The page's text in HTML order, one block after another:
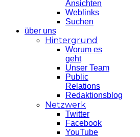
Ansichten
Weblinks
Suchen
über uns
Hintergrund
Worum es
geht
Unser Team
Public
Relations
Redaktionsblog
Netzwerk
Twitter
Facebook
YouTube